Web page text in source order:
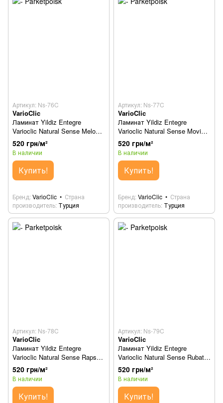
Артикул: Ns-76C
VarioClic
Ламинат Yildiz Entegre
Varioclic Natural Sense Melodi
Ns-76C
520 грн/м²
В наличии
Купить!
Бренд VarioClic
Страна
производитель Турция
Артикул: Ns-77C
VarioClic
Ламинат Yildiz Entegre
Varioclic Natural Sense Movido
Ns-77C
520 грн/м²
В наличии
Купить!
Бренд VarioClic
Страна
производитель Турция
Артикул: Ns-78C
VarioClic
Ламинат Yildiz Entegre
Varioclic Natural Sense Rapsodi
Ns-78C
520 грн/м²
В наличии
Купить!
Артикул: Ns-79C
VarioClic
Ламинат Yildiz Entegre
Varioclic Natural Sense Rubato
Ns-79C
520 грн/м²
В наличии
Купить!